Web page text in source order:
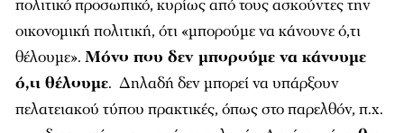
θέλουμε».Μόνο που δεν μπορούμε να κάνουμε
ό,τι θέλουμε. Δηλαδή δεν μπορεί να υπάρξουν
πελατειακού τύπου πρακτικές, όπως στο παρελθόν, π.χ.
των διορισμών πριν από τις εκλογές. Αυτό αν γίνει
το πληρώσουμε πολύ ακριβά, γιατί αμέσως οι